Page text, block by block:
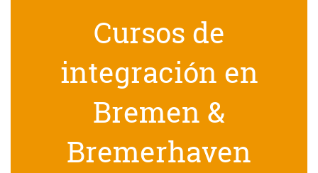
Cursos de
integración en
Bremen &
Bremerhaven